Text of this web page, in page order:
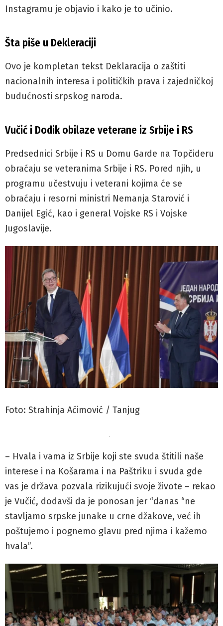
Instagramu je objavio i kako je to učinio.
Šta piše u Dekleraciji
Ovo je kompletan tekst Deklaracija o zaštiti
nacionalnih interesa i političkih prava i zajedničkoj
budućnosti srpskog naroda.
Vučić i Dodik obilaze veterane iz Srbije i RS
Predsednici Srbije i RS u Domu Garde na Topčideru
obraćaju se veteranima Srbije i RS. Pored njih, u
programu učestvuju i veterani kojima će se
obraćaju i resorni ministri Nemanja Starović i
Danijel Egić, kao i general Vojske RS i Vojske
Jugoslavije.
Foto: Strahinja Aćimović / Tanjug
.
– Hvala i vama iz Srbije koji ste svuda štitili naše
interese i na Košarama i na Paštriku i svuda gde
vas je država pozvala rizikujući svoje živote – rekao
je Vučić, dodavši da je ponosan jer “danas “ne
stavljamo srpske junake u crne džakove, već ih
poštujemo i pognemo glavu pred njima i kažemo
hvala”.